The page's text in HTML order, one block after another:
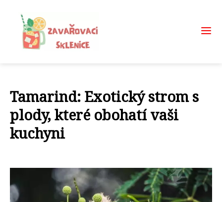
Tamarind: Exotický strom s
plody, které obohatí vaši
kuchyni